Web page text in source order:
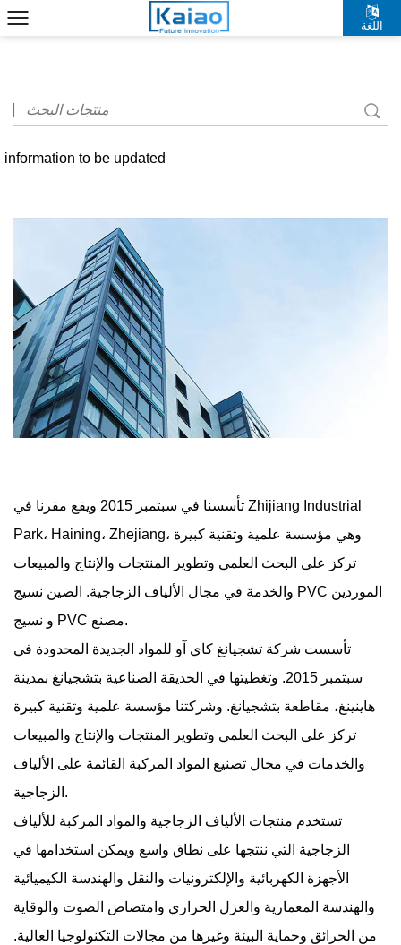
اللغة
information to be updated
تأسسنا في سبتمبر 2015 ويقع مقرنا في Zhijiang Industrial
Park، Haining، Zhejiang، وهي مؤسسة علمية وتقنية كبيرة
تركز على البحث العلمي وتطوير المنتجات والإنتاج والمبيعات
والخدمة في مجال الألياف الزجاجية.
الصين نسيج PVC الموردين
و
نسيج PVC مصنع.
تأسست شركة تشجيانغ كاي آو للمواد الجديدة المحدودة في
سبتمبر 2015. وتغطيتها في الحديقة الصناعية بتشجيانغ بمدينة
هاينينغ، مقاطعة بتشجيانغ. وشركتنا مؤسسة علمية وتقنية كبيرة
تركز على البحث العلمي وتطوير المنتجات والإنتاج والمبيعات
والخدمات في مجال تصنيع المواد المركبة القائمة على الألياف
الزجاجية.
تستخدم منتجات الألياف الزجاجية والمواد المركبة للألياف
الزجاجية التي ننتجها على نطاق واسع ويمكن استخدامها في
الأجهزة الكهربائية والإلكترونيات والنقل والهندسة الكيميائية
والهندسة المعمارية والعزل الحراري وامتصاص الصوت والوقاية
من الحرائق وحماية البيئة وغيرها من مجالات التكنولوجيا العالية.